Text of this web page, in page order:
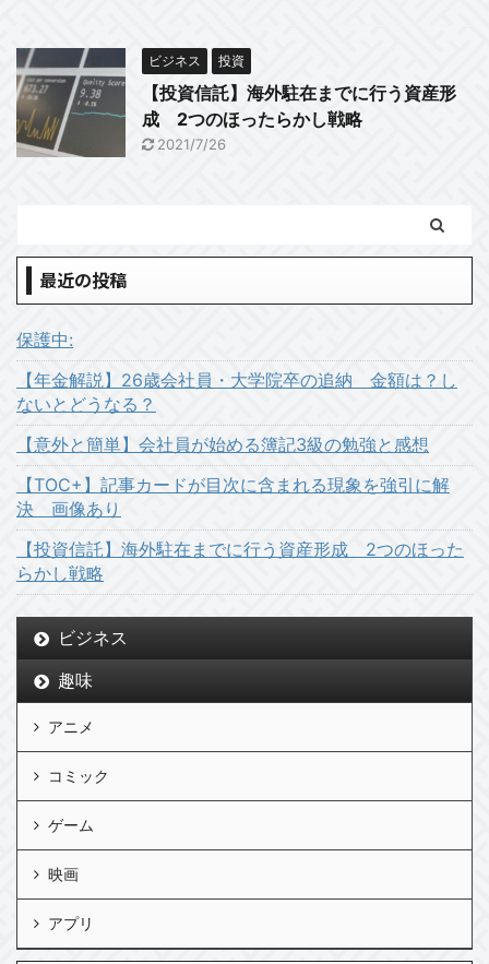
ビジネス 投資
【投資信託】海外駐在までに行う資産形
成 2つのほったらかし戦略
2021/7/26
最近の投稿
保護中:
【年金解説】26歳会社員・大学院卒の追納 金額は？し
ないとどうなる？
【意外と簡単】会社員が始める簿記3級の勉強と感想
【TOC+】記事カードが目次に含まれる現象を強引に解
決 画像あり
【投資信託】海外駐在までに行う資産形成 2つのほった
らかし戦略
ビジネス
趣味
アニメ
コミック
ゲーム
映画
アプリ